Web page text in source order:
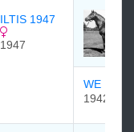
ILTIS 1947
1947
WE HAIL
1942